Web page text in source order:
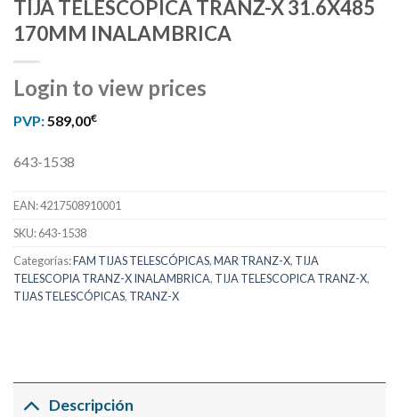
TIJA TELESCOPICA TRANZ-X 31.6X485
170MM INALAMBRICA
Login to view prices
PVP:589,00€
643-1538
EAN:4217508910001
SKU:643-1538
Categorías:FAM TIJAS TELESCÓPICAS,MAR TRANZ-X, TIJA
TELESCOPIA TRANZ-X INALAMBRICA, TIJA TELESCOPICA TRANZ-X,
TIJAS TELESCÓPICAS, TRANZ-X
Descripción